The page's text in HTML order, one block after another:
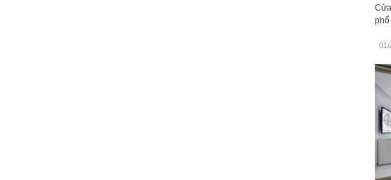
phổ
01/